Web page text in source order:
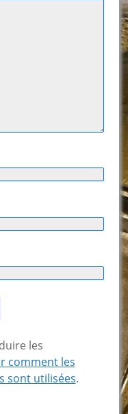
les
comment les
sont utilisées.